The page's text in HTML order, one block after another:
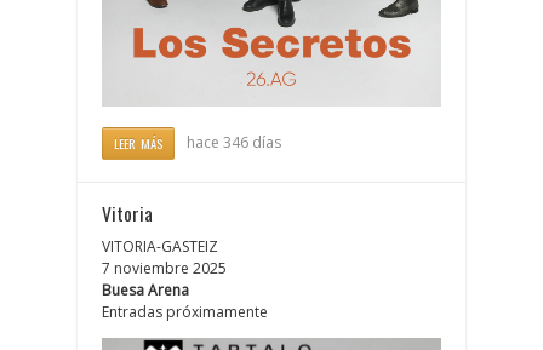
LEER MÁS hace 346 días
Vitoria
VITORIA-GASTEIZ
7 noviembre 2025
Buesa Arena
Entradas próximamente